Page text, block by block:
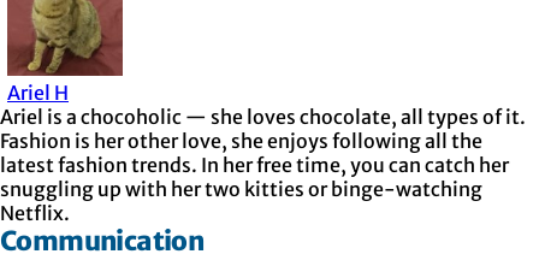
Ariel H
Ariel is a chocoholic — she loves chocolate, all types of it.
Fashion is her other love, she enjoys following all the
latest fashion trends. In her free time, you can catch her
snuggling up with her two kitties or binge-watching
Netflix.
Communication